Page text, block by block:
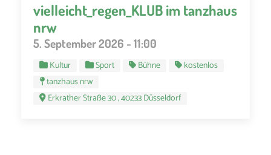
vielleicht_regen_KLUB im tanzhaus
nrw
5. September 2026 - 11:00
Kultur Sport Bühne
kostenlos
tanzhaus nrw
Erkrather Straße 30 , 40233 Düsseldorf